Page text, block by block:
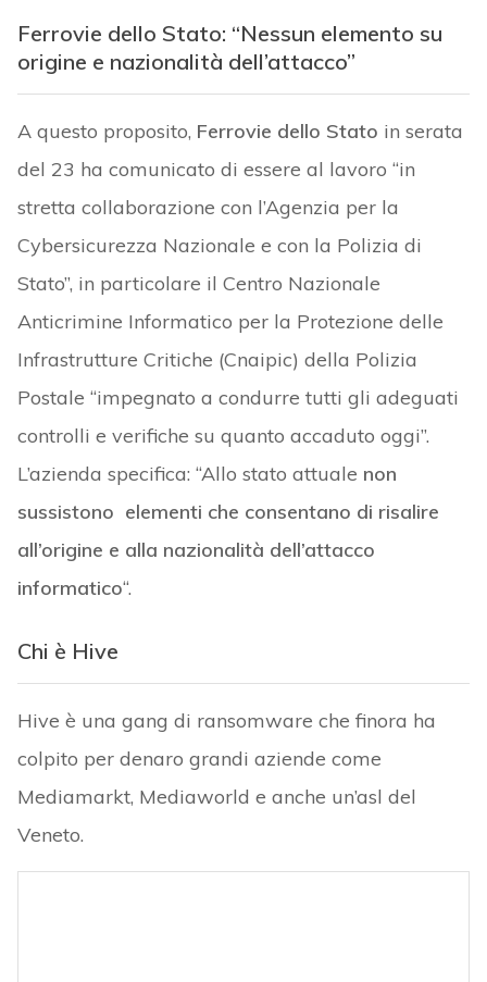
Ferrovie dello Stato: “Nessun elemento su
origine e nazionalità dell’attacco”
A questo proposito, Ferrovie dello Stato in serata
del 23 ha comunicato di essere al lavoro “in
stretta collaborazione con l’Agenzia per la
Cybersicurezza Nazionale e con la Polizia di
Stato”, in particolare il Centro Nazionale
Anticrimine Informatico per la Protezione delle
Infrastrutture Critiche (Cnaipic) della Polizia
Postale “impegnato a condurre tutti gli adeguati
controlli e verifiche su quanto accaduto oggi”.
L’azienda specifica: “Allo stato attuale non
sussistono elementi che consentano di risalire
all’origine e alla nazionalità dell’attacco
informatico“.
Chi è Hive
Hive è una gang di ransomware che finora ha
colpito per denaro grandi aziende come
Mediamarkt, Mediaworld e anche un’asl del
Veneto.